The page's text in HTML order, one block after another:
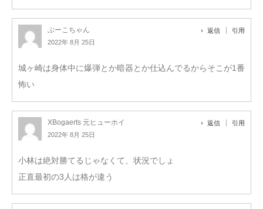
ぶーこちゃん
2022年 8月 25日
返信 引用
城ヶ崎は身体中に爆弾とか暗器とか仕込んでるからそこが1番
怖い
XBogaerts 元ヒューホイ
2022年 8月 25日
返信 引用
小林は絶対勝てるじゃなくて、状況でしょ
正直最初の3人は格が違う